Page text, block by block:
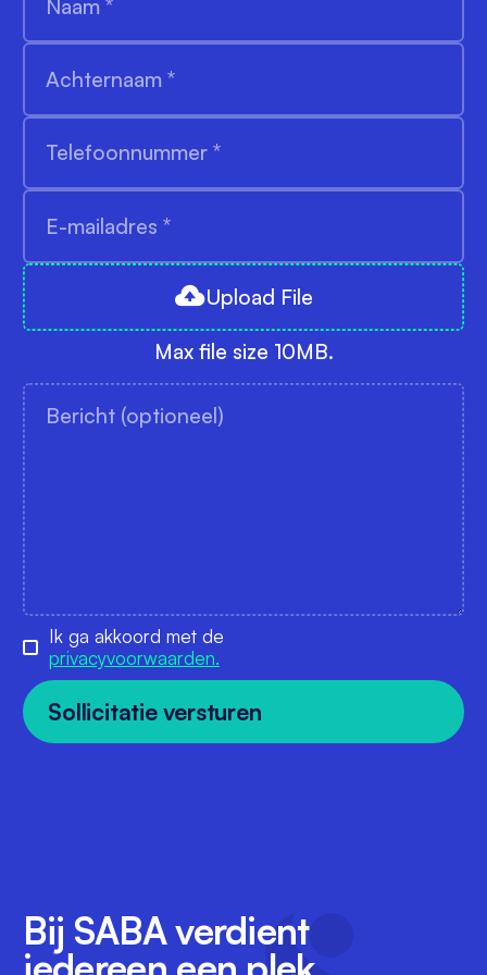
Upload File
Max file size 10MB.
Ik ga akkoord met de
privacyvoorwaarden.
Bij SABA verdient